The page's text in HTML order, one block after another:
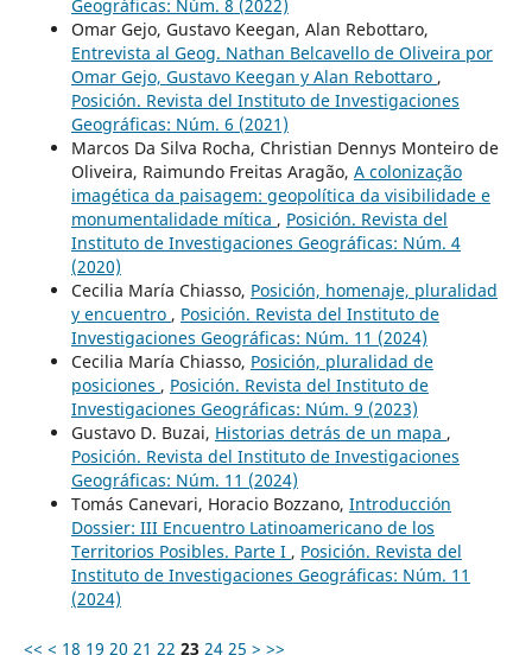
Geográficas: Núm. 8 (2022)
Omar Gejo, Gustavo Keegan, Alan Rebottaro,
Entrevista al Geog. Nathan Belcavello de Oliveira por
Omar Gejo, Gustavo Keegan y Alan Rebottaro ,
Posición. Revista del Instituto de Investigaciones
Geográficas: Núm. 6 (2021)
Marcos Da Silva Rocha, Christian Dennys Monteiro de
Oliveira, Raimundo Freitas Aragão, A colonização
imagética da paisagem: geopolítica da visibilidade e
monumentalidade mítica , Posición. Revista del
Instituto de Investigaciones Geográficas: Núm. 4
(2020)
Cecilia María Chiasso, Posición, homenaje, pluralidad
y encuentro , Posición. Revista del Instituto de
Investigaciones Geográficas: Núm. 11 (2024)
Cecilia María Chiasso, Posición, pluralidad de
posiciones , Posición. Revista del Instituto de
Investigaciones Geográficas: Núm. 9 (2023)
Gustavo D. Buzai, Historias detrás de un mapa ,
Posición. Revista del Instituto de Investigaciones
Geográficas: Núm. 11 (2024)
Tomás Canevari, Horacio Bozzano, Introducción
Dossier: III Encuentro Latinoamericano de los
Territorios Posibles. Parte I , Posición. Revista del
Instituto de Investigaciones Geográficas: Núm. 11
(2024)
<< < 18 19 20 21 22 23 24 25 > >>